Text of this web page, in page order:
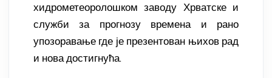
хидрометеоролошком заводу Хрватске и
служби за прогнозу времена и рано
упозоравање где је презентован њихов рад
и нова достигнућа.